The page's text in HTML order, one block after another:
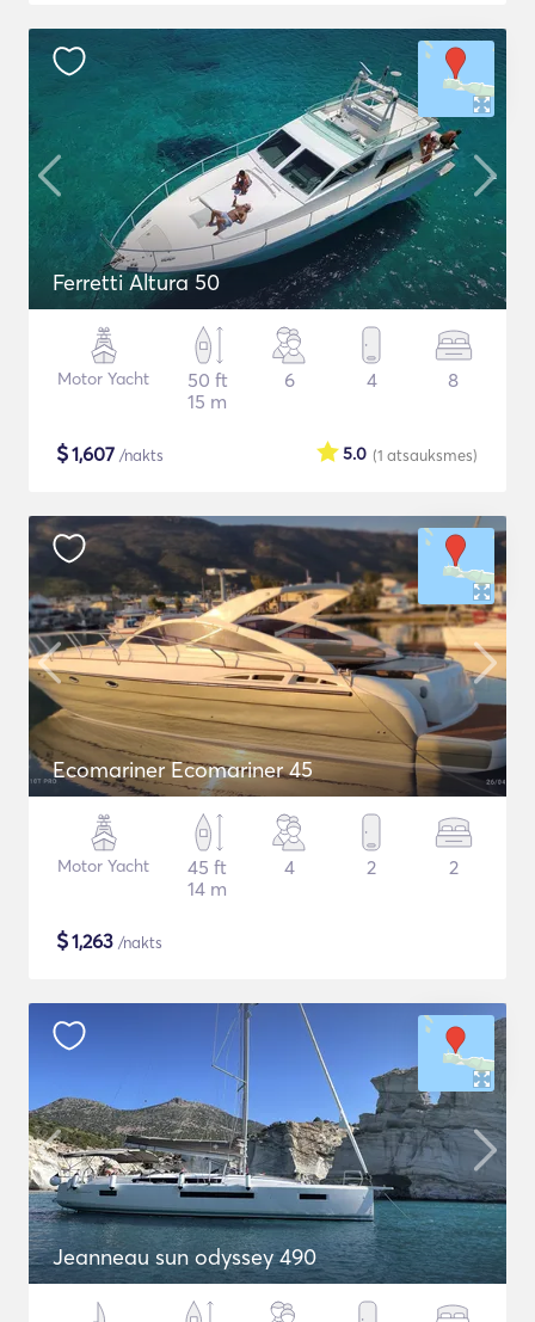
Ferretti Altura 50
Motor Yacht
50 ft
15 m
6 4 8
$1,607 /nakts (1 atsauksmes)
5.0
Ecomariner Ecomariner 45
Motor Yacht
45 ft
14 m
4 2 2
$1,263 /nakts
Jeanneau sun odyssey 490